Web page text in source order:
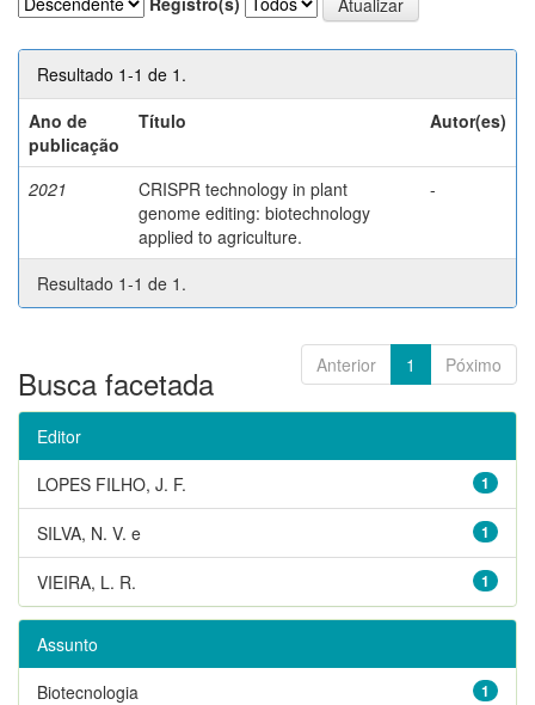
Resultado 1-1 de 1.
Ano de
publicação
Título Autor(es)
2021
CRISPR technology in plant
genome editing: biotechnology
applied to agriculture.
-
Resultado 1-1 de 1.
Anterior 1 Póximo
Busca facetada
Editor
1
LOPES FILHO, J. F.
1
SILVA, N. V. e
1
VIEIRA, L. R.
Assunto
1
Biotecnologia